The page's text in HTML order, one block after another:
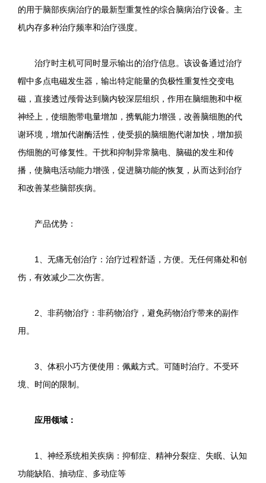
的用于脑部疾病治疗的最新型重复性的综合脑病治疗设备。主
机内存多种治疗频率和治疗强度。
治疗时主机可同时显示输出的治疗信息。该设备通过治疗
帽中多点电磁发生器，输出特定能量的负极性重复性交变电
磁，直接透过颅骨达到脑内较深层组织，作用在脑细胞和中枢
神经上，使细胞带电量增加，携氧能力增强，改善脑细胞的代
谢环境，增加代谢酶活性，使受损的脑细胞代谢加快，增加损
伤细胞的可修复性。干扰和抑制异常脑电、脑磁的发生和传
播，使脑电活动能力增强，促进脑功能的恢复，从而达到治疗
和改善某些脑部疾病。
产品优势：
1、无痛无创治疗：治疗过程舒适，方便。无任何痛处和创
伤，有效减少二次伤害。
2、非药物治疗：非药物治疗，避免药物治疗带来的副作
用。
3、体积小巧方便使用：佩戴方式。可随时治疗。不受环
境、时间的限制。
应用领域：
1、神经系统相关疾病：抑郁症、精神分裂症、失眠、认知
功能缺陷、抽动症、多动症等